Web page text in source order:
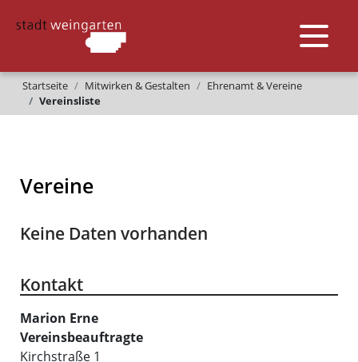
Startseite Mitwirken & Gestalten
Ehrenamt & Vereine
Vereinsliste
Vereine
Keine Daten vorhanden
Kontakt
Marion Erne
Vereinsbeauftragte
Kirchstraße 1